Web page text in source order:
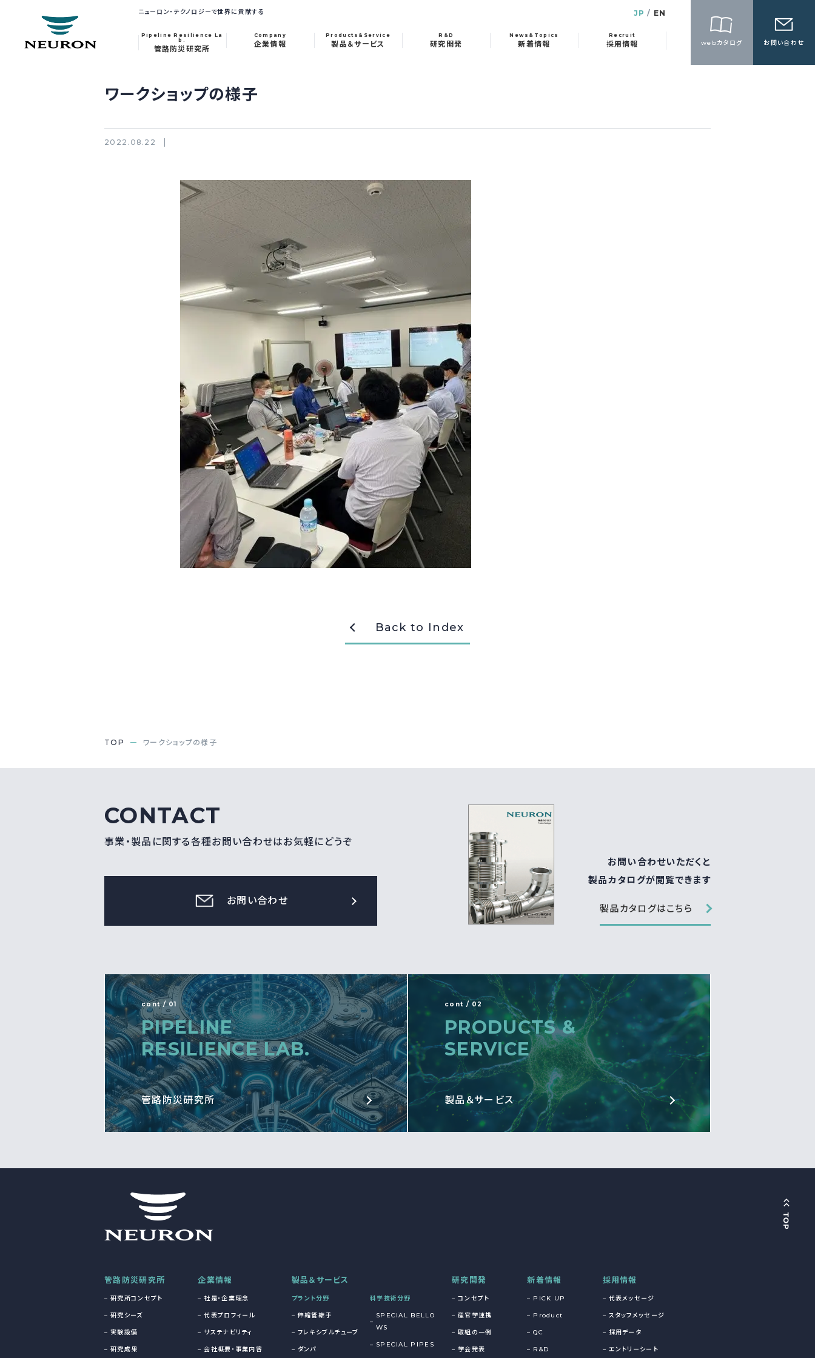
ニューロン・テクノロジーで世界に貢献する JP EN
Pipeline Resilience La
b.
管路防災研究所
Company
企業情報
Products&Service
製品＆サービス
R&D
研究開発
News&Topics
新着情報
Recruit
採用情報 webカタログ お問い合わせ
ワークショップの様子
2022.08.22
Back to Index
TOP ワークショップの様子
CONTACT
事業・製品に関する各種お問い合わせはお気軽にどうぞ
お問い合わせ
お問い合わせいただくと
製品カタログが閲覧できます
製品カタログはこちら
cont / 01
PIPELINE
RESILIENCE LAB.
管路防災研究所
cont / 02
PRODUCTS &
SERVICE
製品＆サービス
管路防災研究所
研究所コンセプト
研究シーズ
実験設備
研究成果
企業情報
社是・企業理念
代表プロフィール
サステナビリティ
会社概要・事業内容
製品＆サービス
プラント分野
伸縮管継手
フレキシブルチューブ
ダンパ
科学技術分野
SPECIAL BELLO
WS
SPECIAL PIPES
研究開発
コンセプト
産官学連携
取組の一例
学会発表
新着情報
PICK UP
Product
QC
R&D
採用情報
代表メッセージ
スタッフメッセージ
採用データ
エントリーシート